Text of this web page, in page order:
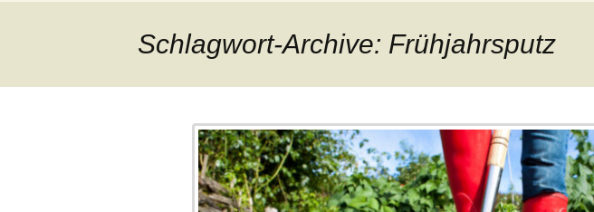
Schlagwort-Archive: Frühjahrsputz